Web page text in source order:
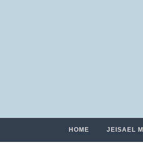
HOME JEISAEL